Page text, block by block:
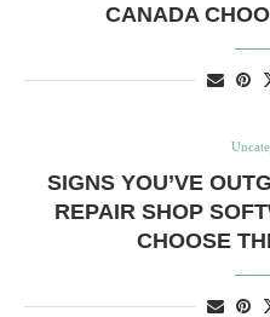
CANADA
5 SIGNS YOU’VE
REPAIR SHOP
CHOOSE